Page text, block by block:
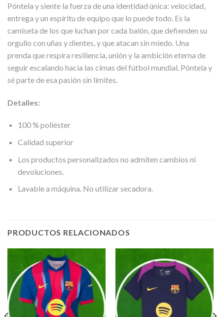
Póntela y siente la fuerza de una identidad única: velocidad,
entrega y un espíritu de equipo que lo puede todo. Es la
camiseta de los que luchan por cada balón, que defienden su
orgullo con uñas y dientes, y que atacan sin miedo. Una
prenda que respira resiliencia, unión y la ambición eterna de
seguir escalando hacia las cimas del fútbol mundial. Póntela y
sé parte de esa pasión sin límites.
Detalles:
100 % poliéster
Calidad superior
Los productos personalizados no admiten cambios ni
devoluciones.
Lavable a máquina. No utilizar secadora.
PRODUCTOS RELACIONADOS